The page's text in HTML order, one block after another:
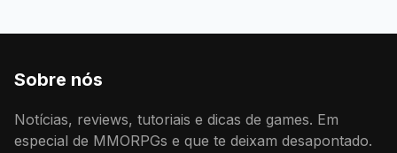
Sobre nós
Notícias, reviews, tutoriais e dicas de games. Em
especial de MMORPGs e que te deixam desapontado.